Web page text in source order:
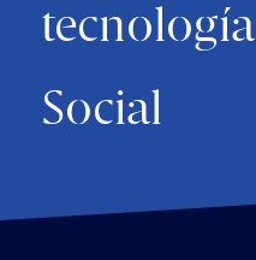
tecnología
Social